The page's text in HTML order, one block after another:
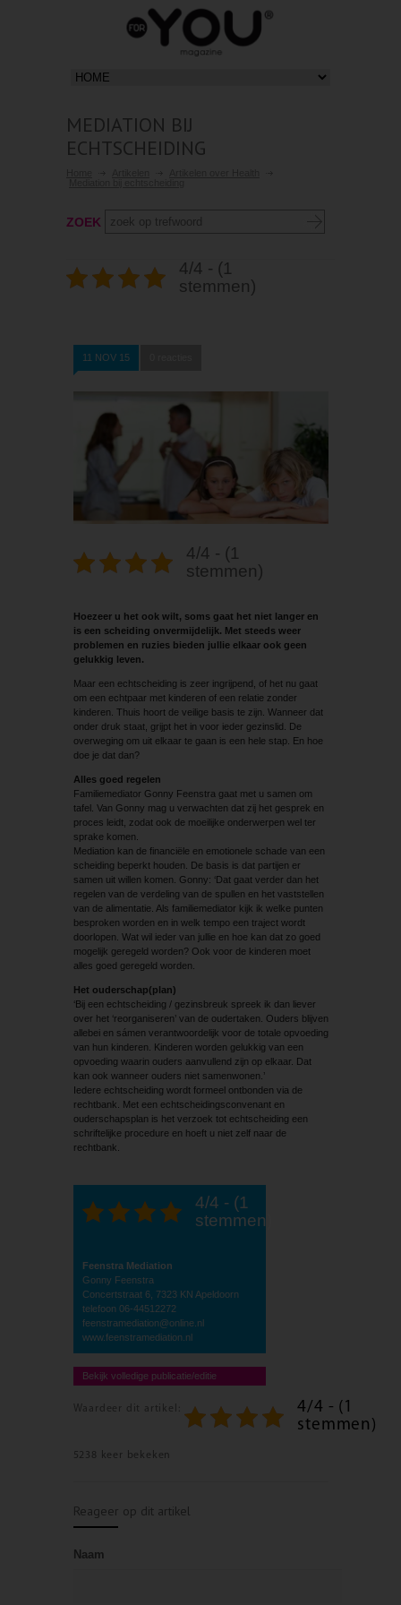
MEDIATION BIJ
ECHTSCHEIDING
ZOEK
4/4 - (1
stemmen)
11 NOV 15
4/4 - (1
stemmen)
Hoezeer u het ook wilt, soms gaat het niet langer en
is een scheiding onvermijdelijk. Met steeds weer
problemen en ruzies bieden jullie elkaar ook geen
gelukkig leven.
Maar een echtscheiding is zeer ingrijpend, of het nu gaat
om een echtpaar met kinderen of een relatie zonder
kinderen. Thuis hoort de veilige basis te zijn. Wanneer dat
onder druk staat, grijpt het in voor ieder gezinslid. De
overweging om uit elkaar te gaan is een hele stap. En hoe
doe je dat dan?
Alles goed regelen
Familiemediator Gonny Feenstra gaat met u samen om
tafel. Van Gonny mag u verwachten dat zij het gesprek en
proces leidt, zodat ook de moeilijke onderwerpen wel ter
sprake komen.
Mediation kan de financiële en emotionele schade van een
scheiding beperkt houden. De basis is dat partijen er
samen uit willen komen. Gonny: ‘Dat gaat verder dan het
regelen van de verdeling van de spullen en het vaststellen
van de alimentatie. Als familiemediator kijk ik welke punten
besproken worden en in welk tempo een traject wordt
doorlopen. Wat wil ieder van jullie en hoe kan dat zo goed
mogelijk geregeld worden? Ook voor de kinderen moet
alles goed geregeld worden.
Het ouderschap(plan)
‘Bij een echtscheiding / gezinsbreuk spreek ik dan liever
over het ‘reorganiseren’ van de oudertaken. Ouders blijven
allebei en sámen verantwoordelijk voor de totale opvoeding
van hun kinderen. Kinderen worden gelukkig van een
opvoeding waarin ouders aanvullend zijn op elkaar. Dat
kan ook wanneer ouders niet samenwonen.’
Iedere echtscheiding wordt formeel ontbonden via de
rechtbank. Met een echtscheidingsconvenant en
ouderschapsplan is het verzoek tot echtscheiding een
schriftelijke procedure en hoeft u niet zelf naar de
rechtbank.
4/4 - (1
stemmen)
Feenstra Mediation
Gonny Feenstra
Concertstraat 6, 7323 KN Apeldoorn
telefoon 06-44512272
feenstramediation@online.nl
www.feenstramediation.nl
Bekijk volledige publicatie/editie
Waardeer dit artikel:
4/4 - (1
stemmen)
5238 keer bekeken
Reageer op dit artikel
Naam